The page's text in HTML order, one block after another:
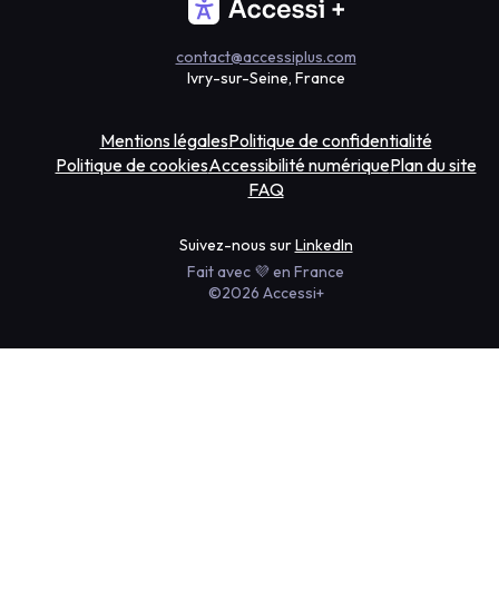
contact@accessiplus.com
Ivry-sur-Seine, France
Mentions légalesPolitique de confidentialité
Politique de cookiesAccessibilité numériquePlan du site
FAQ
Suivez-nous surLinkedIn
Fait avec 💜 en France
©2026 Accessi+